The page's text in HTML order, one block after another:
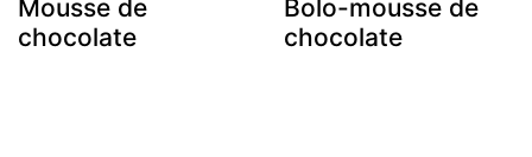
Mousse de
chocolate
Bolo-mousse de
chocolate